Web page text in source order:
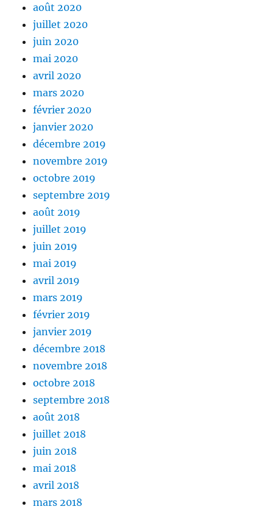
août 2020
juillet 2020
juin 2020
mai 2020
avril 2020
mars 2020
février 2020
janvier 2020
décembre 2019
novembre 2019
octobre 2019
septembre 2019
août 2019
juillet 2019
juin 2019
mai 2019
avril 2019
mars 2019
février 2019
janvier 2019
décembre 2018
novembre 2018
octobre 2018
septembre 2018
août 2018
juillet 2018
juin 2018
mai 2018
avril 2018
mars 2018